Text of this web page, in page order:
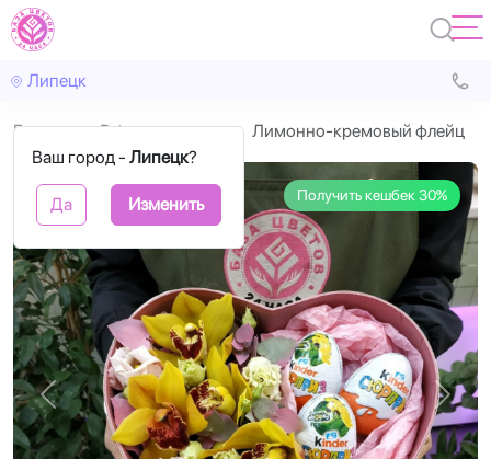
Липецк
Ваш город - Липецк?
Да Изменить
Главная В форме сердца Лимонно-кремовый флейц
Получить кешбек 30%
Назад